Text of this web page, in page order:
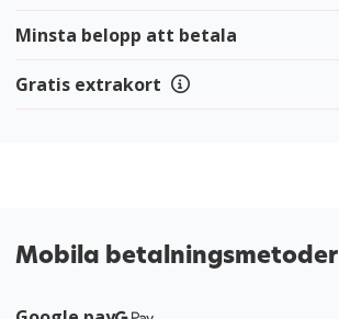
Minsta belopp att betala
Gratis extrakort
Mobila betalningsmetoder